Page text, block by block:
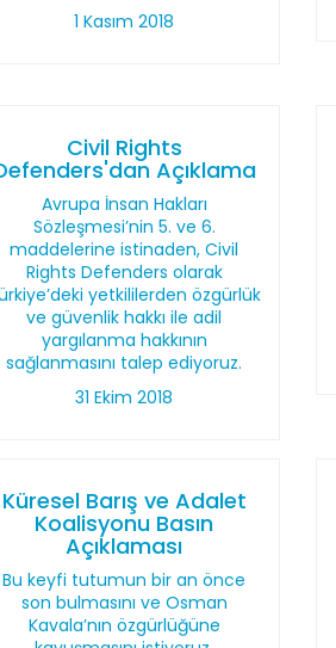
1 Kasım 2018
Civil Rights
Açıklama
Avrupa İnsan Hakları
Sözleşmesi’nin 5. ve 6.
maddelerine istinaden, Civil
Rights Defenders olarak
yetkililerden özgürlük
ve güvenlik hakkı ile adil
yargılanma hakkının
sağlanmasını talep ediyoruz.
31 Ekim 2018
Küresel Barış ve Adalet
Koalisyonu Basın
Açıklaması
Bu keyfi tutumun bir an önce
son bulmasını ve Osman
Kavala’nın özgürlüğüne